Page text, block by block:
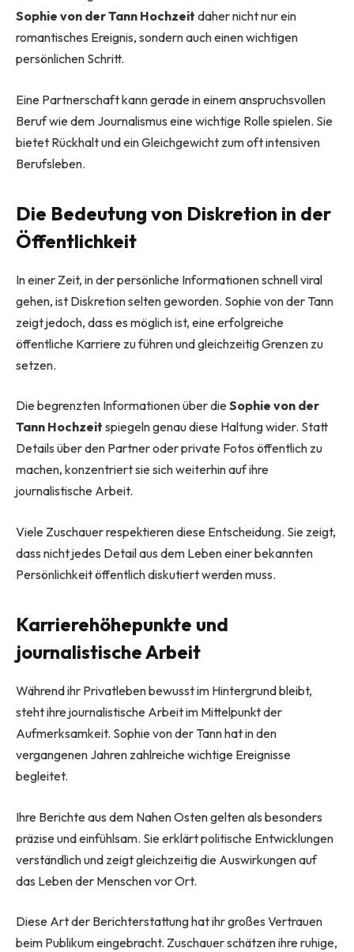
Sophie von der Tann Hochzeit daher nicht nur ein
romantisches Ereignis, sondern auch einen wichtigen
persönlichen Schritt.
Eine Partnerschaft kann gerade in einem anspruchsvollen
Beruf wie dem Journalismus eine wichtige Rolle spielen. Sie
bietet Rückhalt und ein Gleichgewicht zum oft intensiven
Berufsleben.
Die Bedeutung von Diskretion in der
Öffentlichkeit
In einer Zeit, in der persönliche Informationen schnell viral
gehen, ist Diskretion selten geworden. Sophie von der Tann
zeigt jedoch, dass es möglich ist, eine erfolgreiche
öffentliche Karriere zu führen und gleichzeitig Grenzen zu
setzen.
Die begrenzten Informationen über dieSophie von der
Tann Hochzeit spiegeln genau diese Haltung wider. Statt
Details über den Partner oder private Fotos öffentlich zu
machen, konzentriert sie sich weiterhin auf ihre
journalistische Arbeit.
Viele Zuschauer respektieren diese Entscheidung. Sie zeigt,
dass nicht jedes Detail aus dem Leben einer bekannten
Persönlichkeit öffentlich diskutiert werden muss.
Karrierehöhepunkte und
journalistische Arbeit
Während ihr Privatleben bewusst im Hintergrund bleibt,
steht ihre journalistische Arbeit im Mittelpunkt der
Aufmerksamkeit. Sophie von der Tann hat in den
vergangenen Jahren zahlreiche wichtige Ereignisse
begleitet.
Ihre Berichte aus dem Nahen Osten gelten als besonders
präzise und einfühlsam. Sie erklärt politische Entwicklungen
verständlich und zeigt gleichzeitig die Auswirkungen auf
das Leben der Menschen vor Ort.
Diese Art der Berichterstattung hat ihr großes Vertrauen
beim Publikum eingebracht. Zuschauer schätzen ihre ruhige,